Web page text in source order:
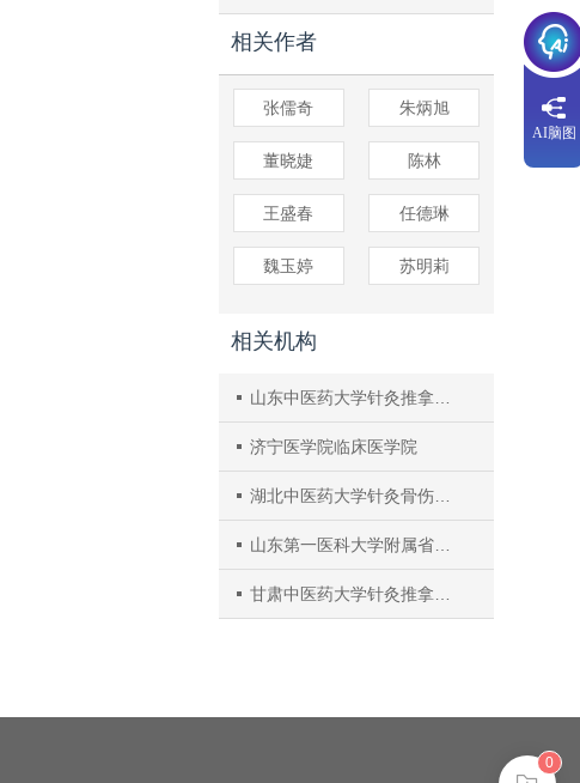
相关作者
张儒奇 朱炳旭
董晓婕 陈林
王盛春 任德琳
魏玉婷 苏明莉
相关机构
山东中医药大学针灸推拿学院
济宁医学院临床医学院
湖北中医药大学针灸骨伤学院
山东第一医科大学附属省立医院
甘肃中医药大学针灸推拿学院
AI脑图
0